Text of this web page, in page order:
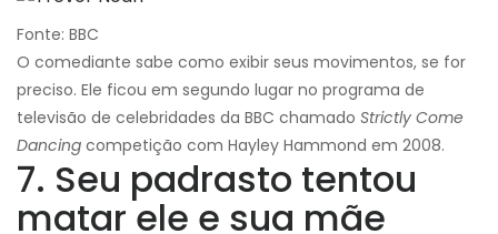
Fonte: BBC
O comediante sabe como exibir seus movimentos, se for
preciso. Ele ficou em segundo lugar no programa de
televisão de celebridades da BBC chamado Strictly Come
Dancing competição com Hayley Hammond em 2008.
7. Seu padrasto tentou
matar ele e sua mãe